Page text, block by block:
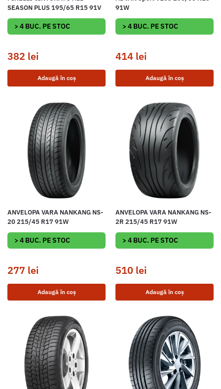
SEASON PLUS 195/65 R15 91V
> 4 BUC. PE STOC
382 lei
Adaugă în coș
91W
> 4 BUC. PE STOC
414 lei
Adaugă în coș
ANVELOPA VARA NANKANG NS-
20 215/45 R17 91W
> 4 BUC. PE STOC
277 lei
Adaugă în coș
ANVELOPA VARA NANKANG NS-
2R 215/45 R17 91W
> 4 BUC. PE STOC
510 lei
Adaugă în coș